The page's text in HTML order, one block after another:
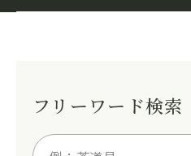
フリーワード検索